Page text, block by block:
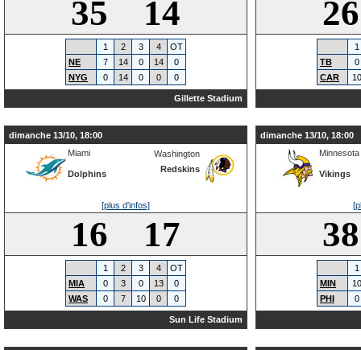
35 14
1 2 3 4
OT
NE
7 14 0 14
0
NYG
0 14 0 0 0
Gillette Stadium
1
TB
0
CAR
10
dimanche 13/10, 18:00
Miami
Dolphins
Washington
Redskins
[plus d'infos]
16 17
1 2 3 4
OT
MIA
0 3 0 13
0
WAS
0 7 10 0 0
Sun Life Stadium
dimanche 13/10, 18:00
Minnesota
Vikings
1
MIN
10
PHI
0